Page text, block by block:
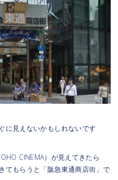
に見えないかもしれないです
CINEMA）が見えてきたら
てもらうと「阪急東通商店街」で